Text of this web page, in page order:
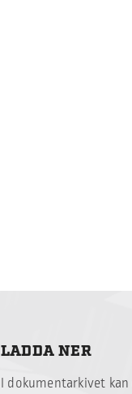
LADDA NER
I dokumentarkivet